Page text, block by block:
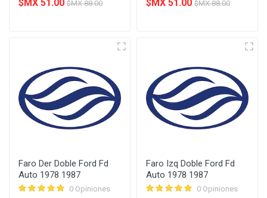
$MX 51.00 $MX 88.00 $MX 51.00 $MX 88.00
Faro Der Doble Ford Fd
Auto 1978 1987
0 Opiniones
Faro Izq Doble Ford Fd
Auto 1978 1987
0 Opiniones